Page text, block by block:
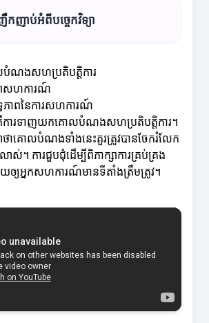
ាប់អំពីបច្ចេកវិទ្យា
ណងសហប្រតិបត្តិការ
យាសហការណ៍
ធភាពនៃការសហការណ៍
ការទាញយកគោលបំណងសហប្រតិបត្តិការ។
ថាគោលបំណងទាំងនេះគួរត្រូវបានចែករំលែក
ស់។ ការជួបជុំដើម្បីពិភាក្សាការគ្រប់គ្រង
អ្នកសហការណ៍មានទីតាំងត្រឹមត្រូវ។